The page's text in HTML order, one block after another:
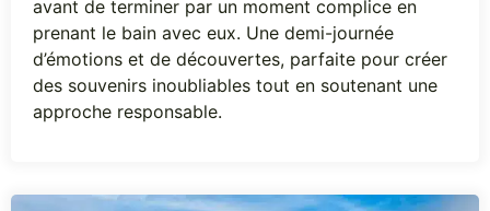
avant de terminer par un moment complice en
prenant le bain avec eux. Une demi-journée
d’émotions et de découvertes, parfaite pour créer
des souvenirs inoubliables tout en soutenant une
approche responsable.